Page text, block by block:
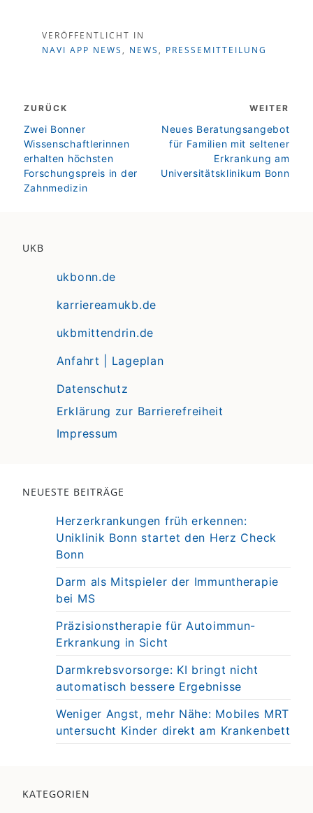
VERÖFFENTLICHT IN
NAVI APP NEWS , NEWS , PRESSEMITTEILUNG
ZURÜCK
zurück
Zwei Bonner
Wissenschaftlerinnen
erhalten höchsten
Forschungspreis in der
Zahnmedizin
WEITER
weiter
Neues Beratungsangebot
für Familien mit seltener
Erkrankung am
Universitätsklinikum Bonn
UKB
ukbonn.de
karriereamukb.de
ukbmittendrin.de
Anfahrt | Lageplan
Datenschutz
Erklärung zur Barrierefreiheit
Impressum
NEUESTE BEITRÄGE
Herzerkrankungen früh erkennen:
Uniklinik Bonn startet den Herz Check
Bonn
Darm als Mitspieler der Immuntherapie
bei MS
Präzisionstherapie für Autoimmun-
Erkrankung in Sicht
Darmkrebsvorsorge: KI bringt nicht
automatisch bessere Ergebnisse
Weniger Angst, mehr Nähe: Mobiles MRT
untersucht Kinder direkt am Krankenbett
KATEGORIEN